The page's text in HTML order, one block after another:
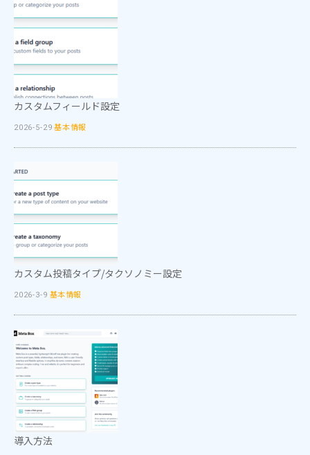
カスタムフィールド設定
2026-5-29 基本情報
カスタム投稿タイプ/タクソノミー設定
2026-3-9 基本情報
導入方法